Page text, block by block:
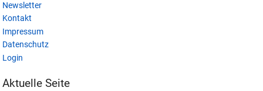
Newsletter
Kontakt
Impressum
Datenschutz
Login
Aktuelle Seite